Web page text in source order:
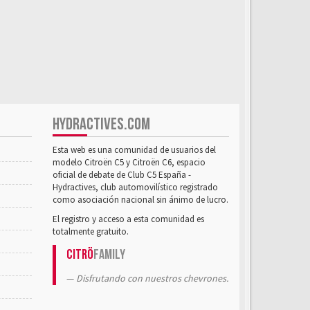
HYDRACTIVES.COM
Esta web es una comunidad de usuarios del
modelo Citroën C5 y Citroën C6, espacio
oficial de debate de Club C5 España -
Hydractives, club automovilístico registrado
como asociación nacional sin ánimo de lucro.
El registro y acceso a esta comunidad es
totalmente gratuito.
CitröFamily
Disfrutando con nuestros chevrones.